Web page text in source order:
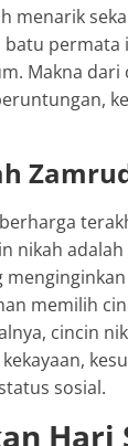
menarik
permata
Makna dari
nikah
memilih
cincin
sosial.
Hari